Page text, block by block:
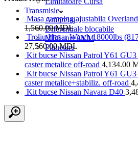
Transmisie
Ambreiaj
Diferentiale blocabile
MRL-uri AVM
Planetare
Masa camping ajustabila
1,560.00MDL
Troliu Husar Winch 18000lbs
27,560.00MDL
Kit bucse Nissan Patrol Y61 GU3
caster metalice off-road 4,134.00
Kit bucse Nissan Patrol Y61 GU3
caster metalice+stabiliz. off-road
Kit bucse Nissan Navara D40